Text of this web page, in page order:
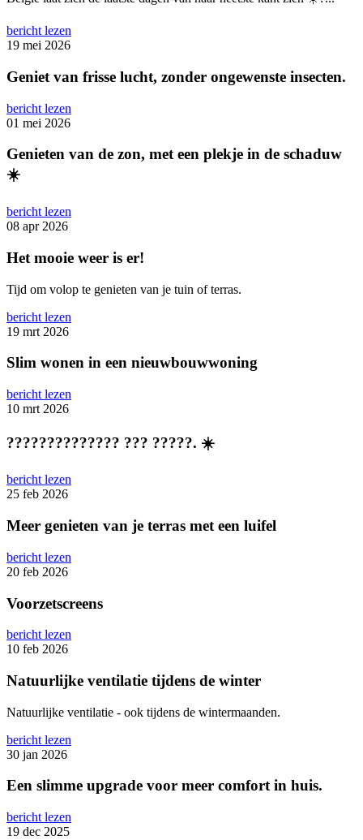
bericht lezen
19 mei 2026
Geniet van frisse lucht, zonder ongewenste insecten.
bericht lezen
01 mei 2026
Genieten van de zon, met een plekje in de schaduw
☀️
bericht lezen
08 apr 2026
Het mooie weer is er!
Tijd om volop te genieten van je tuin of terras.
bericht lezen
19 mrt 2026
Slim wonen in een nieuwbouwwoning
bericht lezen
10 mrt 2026
?????????????? ??? ?????. ☀️
bericht lezen
25 feb 2026
Meer genieten van je terras met een luifel
bericht lezen
20 feb 2026
Voorzetscreens
bericht lezen
10 feb 2026
Natuurlijke ventilatie tijdens de winter
Natuurlijke ventilatie - ook tijdens de wintermaanden.
bericht lezen
30 jan 2026
Een slimme upgrade voor meer comfort in huis.
bericht lezen
19 dec 2025